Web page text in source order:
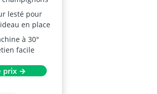
lesté pour
en place
à 30°
facile
prix →